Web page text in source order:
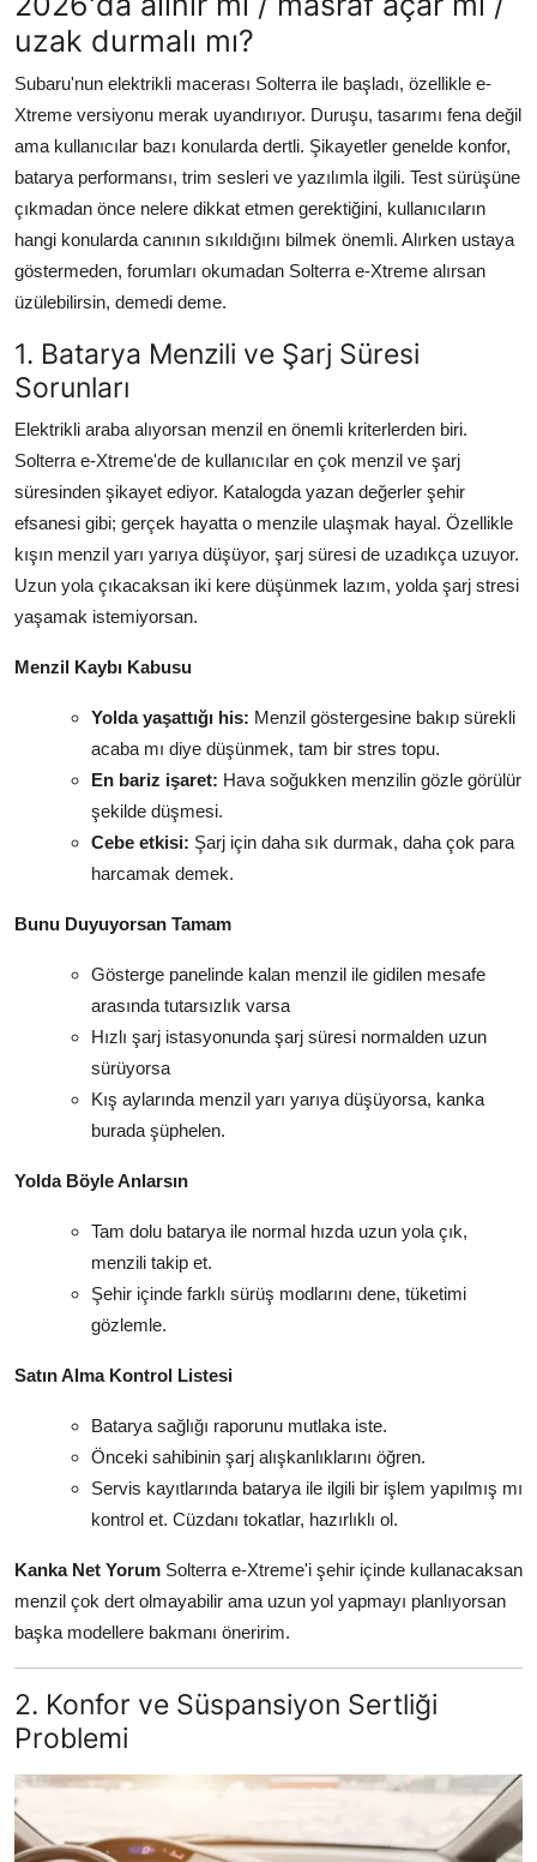
Aydınlatma & Görüş
Şanzıman & Aktarma
Dizel Sistemler
Multimedya & Elektronik
uzak durmalı mı?
Subaru'nun elektrikli macerası Solterra ile başladı, özellikle e-
Xtreme versiyonu merak uyandırıyor. Duruşu, tasarımı fena değil
ama kullanıcılar bazı konularda dertli. Şikayetler genelde konfor,
batarya performansı, trim sesleri ve yazılımla ilgili. Test sürüşüne
çıkmadan önce nelere dikkat etmen gerektiğini, kullanıcıların
hangi konularda canının sıkıldığını bilmek önemli. Alırken ustaya
göstermeden, forumları okumadan Solterra e-Xtreme alırsan
üzülebilirsin, demedi deme.
1. Batarya Menzili ve Şarj Süresi
Sorunları
Elektrikli araba alıyorsan menzil en önemli kriterlerden biri.
Solterra e-Xtreme'de de kullanıcılar en çok menzil ve şarj
süresinden şikayet ediyor. Katalogda yazan değerler şehir
efsanesi gibi; gerçek hayatta o menzile ulaşmak hayal. Özellikle
kışın menzil yarı yarıya düşüyor, şarj süresi de uzadıkça uzuyor.
Uzun yola çıkacaksan iki kere düşünmek lazım, yolda şarj stresi
yaşamak istemiyorsan.
Menzil Kaybı Kabusu
Yolda yaşattığı his: Menzil göstergesine bakıp sürekli
acaba mı diye düşünmek, tam bir stres topu.
En bariz işaret: Hava soğukken menzilin gözle görülür
şekilde düşmesi.
Cebe etkisi: Şarj için daha sık durmak, daha çok para
harcamak demek.
Bunu Duyuyorsan Tamam
Gösterge panelinde kalan menzil ile gidilen mesafe
arasında tutarsızlık varsa
Hızlı şarj istasyonunda şarj süresi normalden uzun
sürüyorsa
Kış aylarında menzil yarı yarıya düşüyorsa, kanka
burada şüphelen.
Yolda Böyle Anlarsın
Tam dolu batarya ile normal hızda uzun yola çık,
menzili takip et.
Şehir içinde farklı sürüş modlarını dene, tüketimi
gözlemle.
Satın Alma Kontrol Listesi
Batarya sağlığı raporunu mutlaka iste.
Önceki sahibinin şarj alışkanlıklarını öğren.
Servis kayıtlarında batarya ile ilgili bir işlem yapılmış mı
kontrol et. Cüzdanı tokatlar, hazırlıklı ol.
Kanka Net Yorum Solterra e-Xtreme'i şehir içinde kullanacaksan
menzil çok dert olmayabilir ama uzun yol yapmayı planlıyorsan
başka modellere bakmanı öneririm.
2. Konfor ve Süspansiyon Sertliği
Problemi